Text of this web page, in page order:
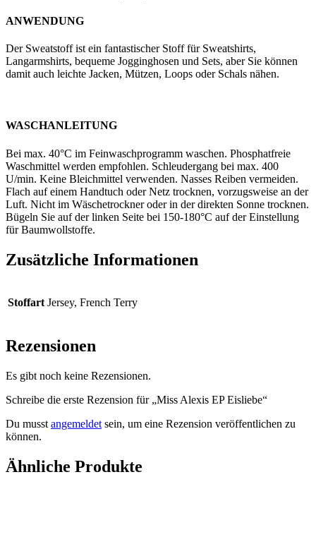
ANWENDUNG
Der Sweatstoff ist ein fantastischer Stoff für Sweatshirts,
Langarmshirts, bequeme Jogginghosen und Sets, aber Sie können
damit auch leichte Jacken, Mützen, Loops oder Schals nähen.
WASCHANLEITUNG
Bei max. 40°C im Feinwaschprogramm waschen. Phosphatfreie
Waschmittel werden empfohlen. Schleudergang bei max. 400
U/min. Keine Bleichmittel verwenden. Nasses Reiben vermeiden.
Flach auf einem Handtuch oder Netz trocknen, vorzugsweise an der
Luft. Nicht im Wäschetrockner oder in der direkten Sonne trocknen.
Bügeln Sie auf der linken Seite bei 150-180°C auf der Einstellung
für Baumwollstoffe.
Zusätzliche Informationen
Stoffart Jersey, French Terry
Rezensionen
Es gibt noch keine Rezensionen.
Schreibe die erste Rezension für „Miss Alexis EP Eisliebe“
Du musst angemeldet sein, um eine Rezension veröffentlichen zu
können.
Ähnliche Produkte